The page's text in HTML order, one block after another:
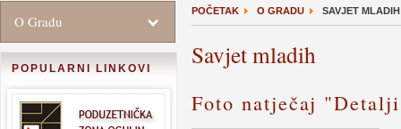
O Gradu
POPULARNI LINKOVI
POČETAK O GRADU SAVJET MLADIH
Savjet mladih
Foto natječaj